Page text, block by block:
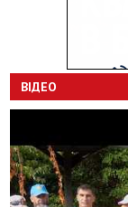
ВІДЕО